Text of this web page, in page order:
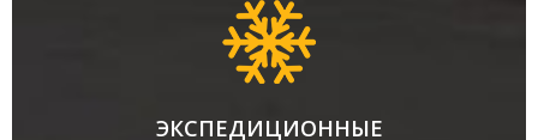
ЭКСПЕДИЦИОННЫЕ